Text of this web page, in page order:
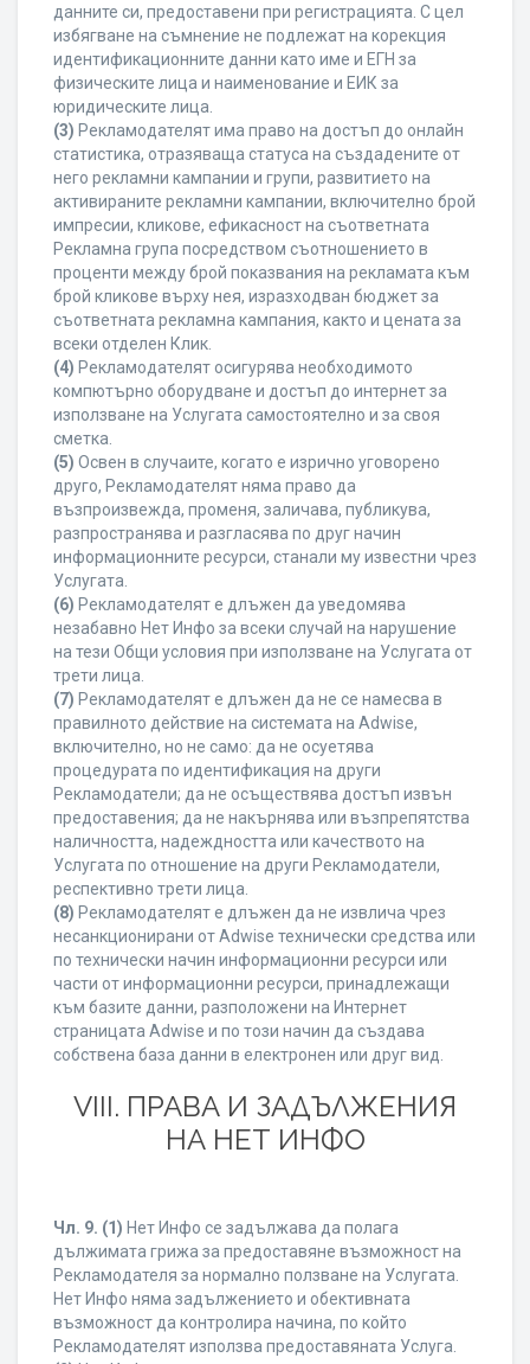
данните си, предоставени при регистрацията. С цел
избягване на съмнение не подлежат на корекция
идентификационните данни като име и ЕГН за
физическите лица и наименование и ЕИК за
юридическите лица.
(3) Рекламодателят има право на достъп до онлайн
статистика, отразяваща статуса на създадените от
него рекламни кампании и групи, развитието на
активираните рекламни кампании, включително брой
импресии, кликове, ефикасност на съответната
Рекламна група посредством съотношението в
проценти между брой показвания на рекламата към
брой кликове върху нея, изразходван бюджет за
съответната рекламна кампания, както и цената за
всеки отделен Клик.
(4) Рекламодателят осигурява необходимото
компютърно оборудване и достъп до интернет за
използване на Услугата самостоятелно и за своя
сметка.
(5) Освен в случаите, когато е изрично уговорено
друго, Рекламодателят няма право да
възпроизвежда, променя, заличава, публикува,
разпространява и разгласява по друг начин
информационните ресурси, станали му известни чрез
Услугата.
(6) Рекламодателят е длъжен да уведомява
незабавно Нет Инфо за всеки случай на нарушение
на тези Общи условия при използване на Услугата от
трети лица.
(7) Рекламодателят е длъжен да не се намесва в
правилното действие на системата на Adwise,
включително, но не само: да не осуетява
процедурата по идентификация на други
Рекламодатели; да не осъществява достъп извън
предоставения; да не накърнява или възпрепятства
наличността, надеждността или качеството на
Услугата по отношение на други Рекламодатели,
респективно трети лица.
(8) Рекламодателят е длъжен да не извлича чрез
несанкционирани от Adwise технически средства или
по технически начин информационни ресурси или
части от информационни ресурси, принадлежащи
към базите данни, разположени на Интернет
страницата Adwise и по този начин да създава
собствена база данни в електронен или друг вид.
VIII. ПРАВА И ЗАДЪЛЖЕНИЯ
НА НЕТ ИНФО
Чл. 9. (1) Нет Инфо се задължава да полага
дължимата грижа за предоставяне възможност на
Рекламодателя за нормално ползване на Услугата.
Нет Инфо няма задължението и обективната
възможност да контролира начина, по който
Рекламодателят използва предоставяната Услуга.